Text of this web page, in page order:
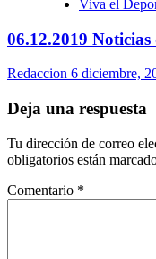
Viva el
06.12.2019
Redaccion 6 diciembre,
Deja una respuesta
Tu dirección de correo
obligatorios están
Comentario *